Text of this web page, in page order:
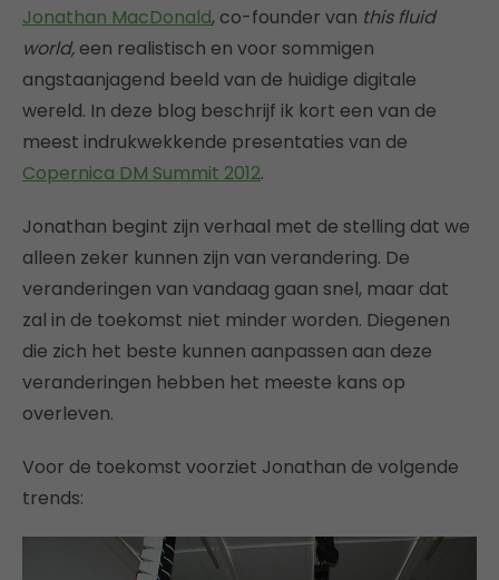
Jonathan MacDonald, co-founder van this fluid
world, een realistisch en voor sommigen
angstaanjagend beeld van de huidige digitale
wereld. In deze blog beschrijf ik kort een van de
meest indrukwekkende presentaties van de
Copernica DM Summit 2012.
Jonathan begint zijn verhaal met de stelling dat we
alleen zeker kunnen zijn van verandering. De
veranderingen van vandaag gaan snel, maar dat
zal in de toekomst niet minder worden. Diegenen
die zich het beste kunnen aanpassen aan deze
veranderingen hebben het meeste kans op
overleven.
Voor de toekomst voorziet Jonathan de volgende
trends: